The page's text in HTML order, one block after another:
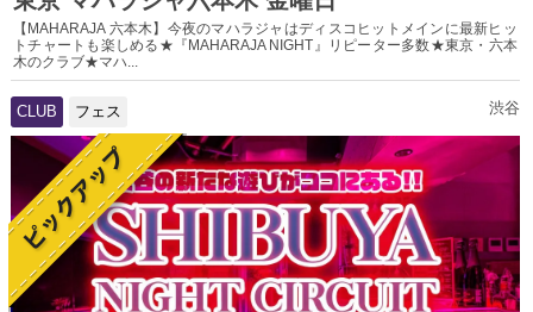
【MAHARAJA 六本木】今夜のマハラジャはディスコヒットメインに最新ヒッ
トチャートも楽しめる★『MAHARAJA NIGHT』リピーター多数★東京・六本
木のクラブ★マハ...
CLUB フェス 渋谷